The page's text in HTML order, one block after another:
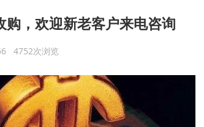
购，欢迎新老客户来电咨询
4752次浏览